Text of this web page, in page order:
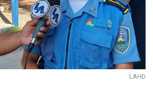
LAHD